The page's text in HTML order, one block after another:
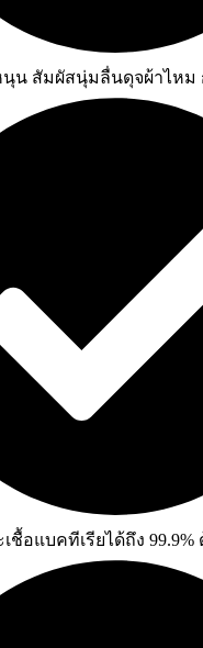
น สัมผัสนุ่มลื่นดุจผ้าไหม
ชื้อแบคทีเรียได้ถึง 99.9%